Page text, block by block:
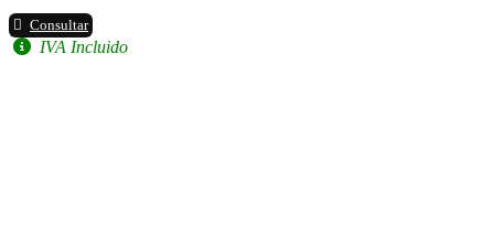
Consultar
IVA Incluido